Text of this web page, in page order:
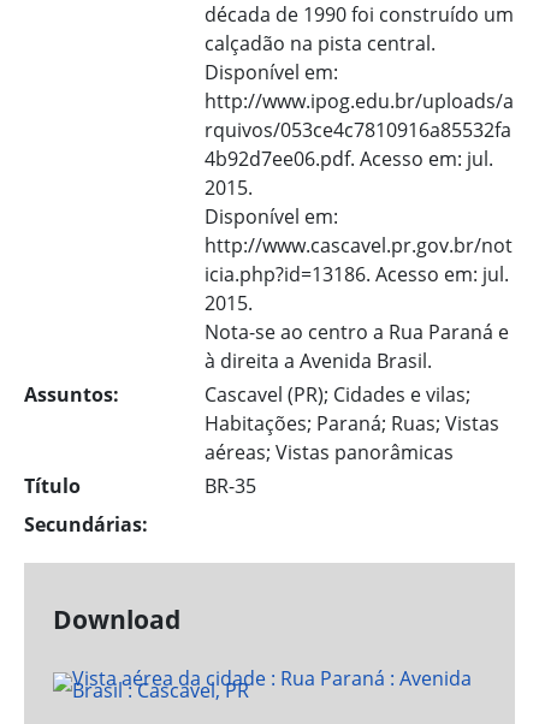
década de 1990 foi construído um
calçadão na pista central.
Disponível em:
http://www.ipog.edu.br/uploads/a
rquivos/053ce4c7810916a85532fa
4b92d7ee06.pdf. Acesso em: jul.
2015.
Disponível em:
http://www.cascavel.pr.gov.br/not
icia.php?id=13186. Acesso em: jul.
2015.
Nota-se ao centro a Rua Paraná e
à direita a Avenida Brasil.
Assuntos:
Cascavel (PR); Cidades e vilas;
Habitações; Paraná; Ruas; Vistas
aéreas; Vistas panorâmicas
Título
Secundárias:
BR-35
Download